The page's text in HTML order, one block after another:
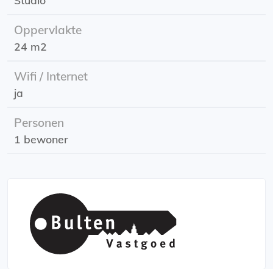
Ingangsdatum: 01-08-2025
Huurprijs: incl. G/W/L en internet
Energielabel: B
Huurtoeslag: Mogelijk! Kijk voor de vereisten op de
Oppervlakte
24 m2
Wifi / Internet
ja
Personen
1 bewoner